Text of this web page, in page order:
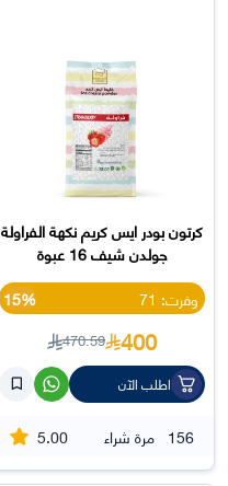
كرتون بودر ايس كريم نكهة الفراولة
جولدن شيف 16 عبوة
وفرت: 71
15%
400
470.59
اطلب الآن
156 مرة شراء 5.00